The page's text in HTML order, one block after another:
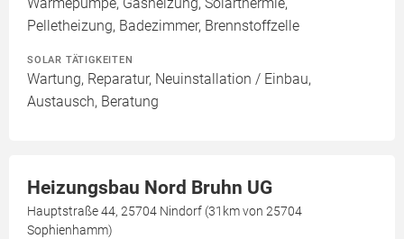
Pelletheizung, Badezimmer, Brennstoffzelle
SOLAR TÄTIGKEITEN
Wartung, Reparatur, Neuinstallation / Einbau,
Austausch, Beratung
Heizungsbau Nord Bruhn UG
Hauptstraße 44, 25704 Nindorf (31km von 25704
Sophienhamm)